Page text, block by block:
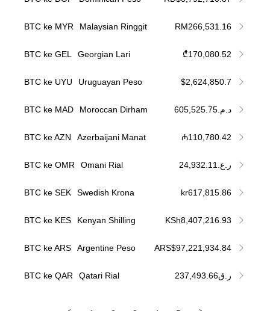
BTC ke MYR Malaysian Ringgit RM266,531.16
BTC ke GEL Georgian Lari ₾170,080.52
BTC ke UYU Uruguayan Peso $2,624,850.7
BTC ke MAD Moroccan Dirham د.م.605,525.75
BTC ke AZN Azerbaijani Manat ₼110,780.42
BTC ke OMR Omani Rial ر.ع.24,932.11
BTC ke SEK Swedish Krona kr617,815.86
BTC ke KES Kenyan Shilling KSh8,407,216.93
BTC ke ARS Argentine Peso ARS$97,221,934.84
BTC ke QAR Qatari Rial ر.ق237,493.66